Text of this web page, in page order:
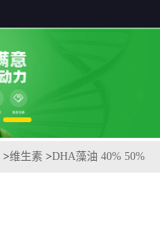
>维生素 >DHA藻油 40% 50%